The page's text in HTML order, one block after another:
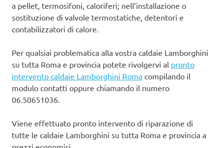
a pellet, termosifoni, caloriferi; nell’installazione o
sostituzione di valvole termostatiche, detentori e
contabilizzatori di calore.
Per qualsiai problematica alla vostra caldaie Lamborghini
su tutta Roma e provincia potete rivolgervi al pronto
intervento caldaie Lamborghini Roma compilando il
modulo contatti oppure chiamando il numero
06.50651036.
Viene effettuato pronto intervento di riparazione di
tutte le caldaie Lamborghini su tutta Roma e provincia a